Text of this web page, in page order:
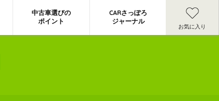
中古車選びの
ポイント
CARさっぽろ
ジャーナル
お気に入り